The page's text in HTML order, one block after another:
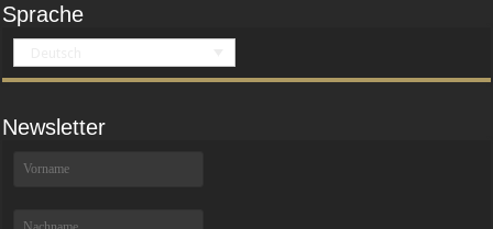
Sprache
Newsletter